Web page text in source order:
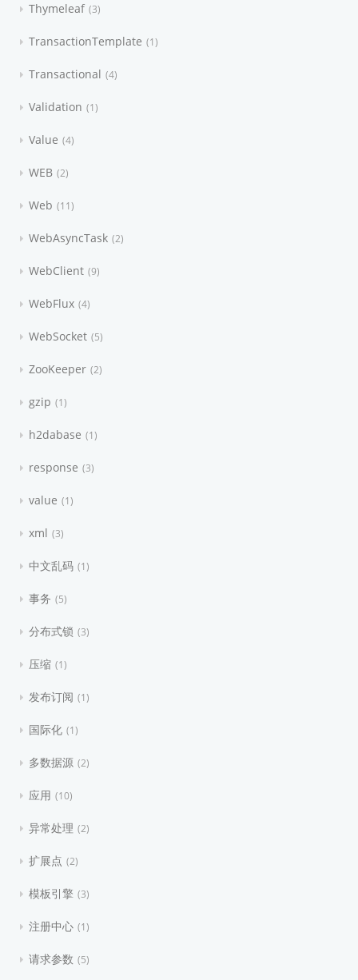
Thymeleaf 3
TransactionTemplate 1
Transactional 4
Validation 1
Value 4
WEB 2
Web 11
WebAsyncTask 2
WebClient 9
WebFlux 4
WebSocket 5
ZooKeeper 2
gzip 1
h2dabase 1
response 3
value 1
xml 3
中文乱码 1
事务 5
分布式锁 3
压缩 1
发布订阅 1
国际化 1
多数据源 2
应用 10
异常处理 2
扩展点 2
模板引擎 3
注册中心 1
请求参数 5